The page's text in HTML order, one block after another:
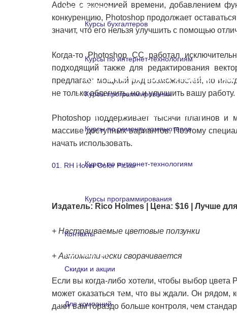
ВСЕ КУРСЫ
Курсы бухгалтеров
Курсы по интернет-технологиям
Курсы по интернет-технологиям
Курсы программирования
Курсы программирования
Курсы по ремонту компьютеров
Курсы по ремонту компьютеров
Курсы по интернет-технологиям
Курсы программирования
Контакты
Контакты
Скидки и акции
Для компаний
Adobe с экономией времени, добавлением
конкуренцию, Photoshop продолжает
значит, что его нельзя улучшить с помощью
Когда-то Photoshop CC работал
подходящий также для редактирования
предлагает мощный ряд возможностей, но
не только облегчить, но и улучшить вашу работу.
Photoshop поддерживает тысячи плагинов и
массиве доступных вариантов. Поэтому
начать использовать.
01. RH Hover Color Picker
Издатель: Rico Holmes | Цена: $16 | Лучше
+ Настраиваемые цветовые ползунки
+ Автоматически сворачивается
Если вы когда-либо хотели, чтобы выбор
может оказаться тем, что вы ждали. Он рядом,
дают вам гораздо больше контроля, чем